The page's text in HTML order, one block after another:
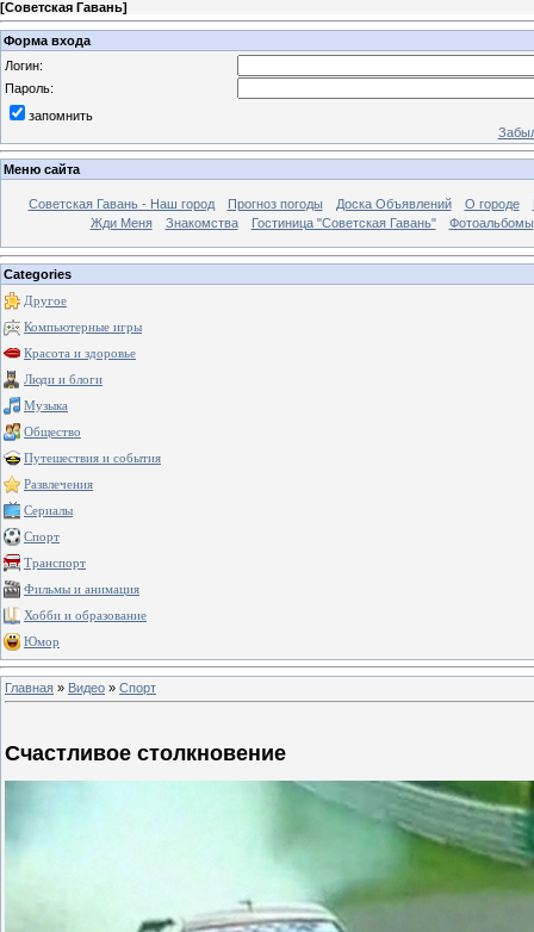
[Советская Гавань]
Форма входа
Логин:
Пароль:
запомнить
Меню сайта
Советская Гавань - Наш город Прогноз погоды Доска Объявлений О городе
Жди Меня
Знакомства Гостиница "Советская Гавань" Фотоальбомы
Categories
Другое
Компьютерные игры
Красота и здоровье
Люди и блоги
Музыка
Общество
Путешествия и события
Развлечения
Сериалы
Спорт
Транспорт
Фильмы и анимация
Хобби и образование
Юмор
Главная » Видео » Спорт
Счастливое столкновение